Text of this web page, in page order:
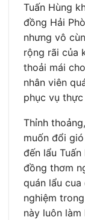
Tuấn Hùng
đồng Hải
nhưng vô
rộng rãi của
thoải mái
nhân viên
phục vụ thực
Thỉnh
muốn đổi
đến lẩu
đồng thơm
quán lẩu
nghiệm
này luôn